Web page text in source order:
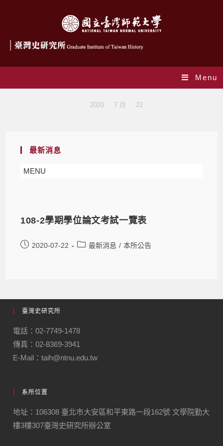
Menu
2020 7 月 22
最新消息
MENU
108-2學期學位論文考試一覽表
2020-07-22 最新消息 / 本所公告
臺灣史研究所
電話：02-7749-1478
傳真：02-8369-3941
E-Mail：taih@ntnu.edu.tw
系所位置
地址：106308 臺北市大安區和平東路一段162號 文學院勤大
樓3樓307臺灣史研究所辦公室